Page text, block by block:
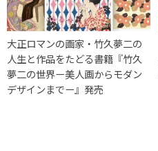
大正ロマンの画家・竹久夢二の
人生と作品をたどる書籍『竹久
夢二の世界ー美人画からモダン
デザインまでー』発売